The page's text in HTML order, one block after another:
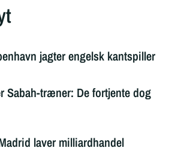
jagter engelsk kantspiller
Sabah-træner: De fortjente dog
laver milliardhandel